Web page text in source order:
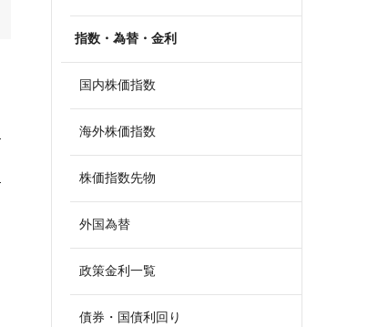
指数・為替・金利
国内株価指数
海外株価指数
株価指数先物
外国為替
政策金利一覧
債券・国債利回り